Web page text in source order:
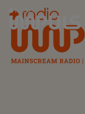
Radio Impuls